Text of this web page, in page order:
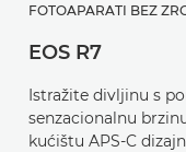
FOTOAPARATI BEZ
EOS R7
Istražite divljinu s
senzacionalnu
kućištu APS-C